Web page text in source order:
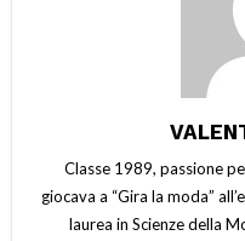
Classe 1989, passione
giocava a “Gira la moda”
laurea in Scienze della